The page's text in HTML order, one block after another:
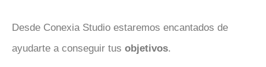
Desde Conexia Studio estaremos encantados de
ayudarte a conseguir tus objetivos.